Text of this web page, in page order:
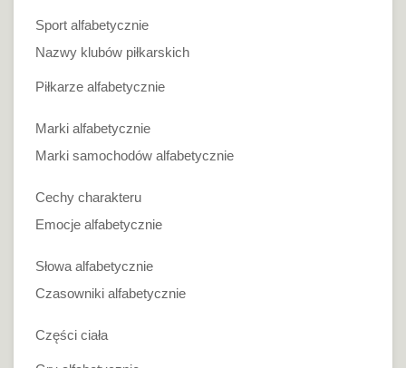
Sport alfabetycznie
Nazwy klubów piłkarskich
Piłkarze alfabetycznie
Marki alfabetycznie
Marki samochodów alfabetycznie
Cechy charakteru
Emocje alfabetycznie
Słowa alfabetycznie
Czasowniki alfabetycznie
Części ciała